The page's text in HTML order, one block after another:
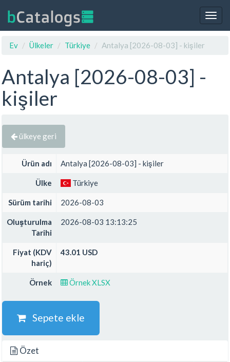
Ev
Ülkeler Türkiye Antalya [2026-08-03] - kişiler
Antalya [2026-08-03] -
kişiler
ülkeye geri
Ürün adı Antalya [2026-08-03] - kişiler
Ülke Türkiye
Sürüm tarihi 2026-08-03
Oluşturulma
Tarihi
2026-08-03 13:13:25
Fiyat (KDV
hariç)
43.01 USD
Örnek Örnek XLSX
Sepete ekle
Özet